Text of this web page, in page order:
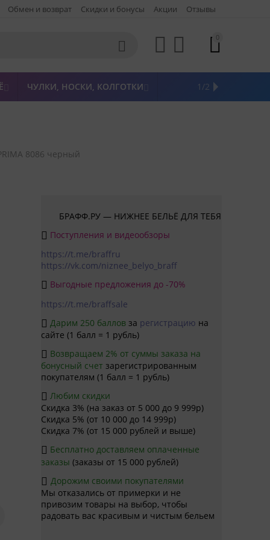
Обмен и возврат Скидки и бонусы Акции Отзывы
   0

ЧУЛКИ, НОСКИ, КОЛГОТКИ ЖЕНСКАЯ ОДЕЖДА
ПОСЛЕДНИЙ РАЗМЕР
НОВИНКИ
РАСПРОДАЖА
БРЕНДЫ1/2
8086 черный
БРАФФ.РУ — НИЖНЕЕ БЕЛЬЁ ДЛЯ ТЕБЯ
 Поступления и видеообзоры
https://t.me/braffru
https://vk.com/niznee_belyo_braff
 Выгодные предложения до -70%
https://t.me/braffsale
 Дарим 250 баллов за регистрацию на
сайте (1 балл = 1 рубль)
 Возвращаем 2% от суммы заказа на
бонусный счет зарегистрированным
покупателям (1 балл = 1 рубль)
 Любим скидки
Скидка 3% (на заказ от 5 000 до 9 999р)
Скидка 5% (от 10 000 до 14 999р)
Скидка 7% (от 15 000 рублей и выше)
 Бесплатно доставляем оплаченные
заказы (заказы от 15 000 рублей)
 Дорожим своими покупателями
Мы отказались от примерки и не
привозим товары на выбор, чтобы
радовать вас красивым и чистым бельем